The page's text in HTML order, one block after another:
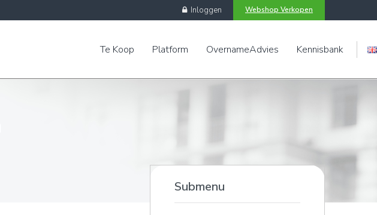
Webshop Verkopen
Inloggen
Engels
Te Koop Platform OvernameAdvies Kennisbank
Submenu